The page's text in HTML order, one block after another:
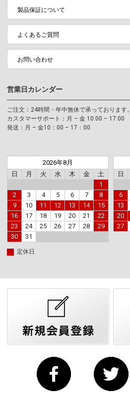
製品保証について
よくあるご質問
お問い合わせ
営業日カレンダー
ご注文：24時間・年中無休で承っております。
カスタマーサポート：月 – 金 10:00 – 17:00
発送：月 – 金10：00 – 17：00
2026年8月
日
月 火 水 木 金
土
1
2
3 4 5 6 7
8
9
10 11 12 13 14
15
16
17 18 19 20 21
22
23
24 25 26 27 28
29
30
31
日
6
13
20
27
定休日